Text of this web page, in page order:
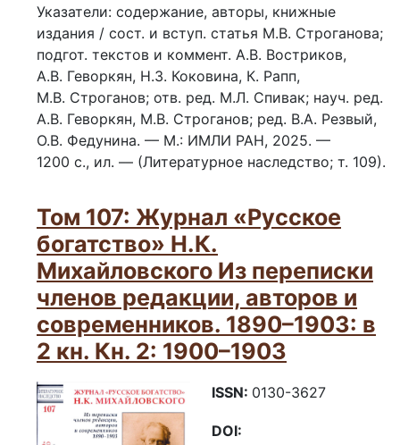
Указатели: содержание, авторы, книжные
издания / сост. и вступ. статья М.В. Строганова;
подгот. текстов и коммент. А.В. Востриков,
А.В. Геворкян, Н.З. Коковина, К. Рапп,
М.В. Строганов; отв. ред. М.Л. Спивак; науч. ред.
А.В. Геворкян, М.В. Строганов; ред. В.А. Резвый,
О.В. Федунина. –– М.: ИМЛИ РАН, 2025. —
1200 с., ил. –– (Литературное наследство; т. 109).
Том 107: Журнал «Русское
богатство» Н.К.
Михайловского Из переписки
членов редакции, авторов и
современников. 1890–1903: в
2 кн. Кн. 2: 1900–1903
ISSN: 0130-3627
DOI: